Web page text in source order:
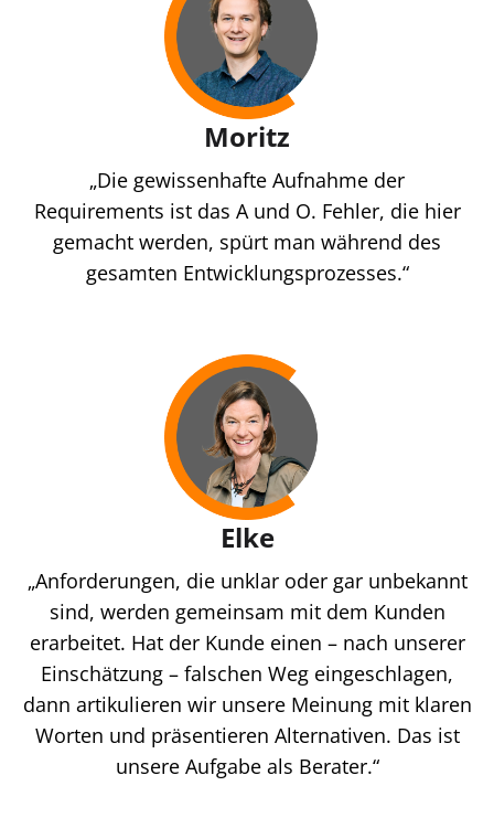
Moritz
„Die gewissenhafte Aufnahme der
Requirements ist das A und O. Fehler, die hier
gemacht werden, spürt man während des
gesamten Entwicklungsprozesses.“
Elke
„Anforderungen, die unklar oder gar unbekannt
sind, werden gemeinsam mit dem Kunden
erarbeitet. Hat der Kunde einen – nach unserer
Einschätzung – falschen Weg eingeschlagen,
dann artikulieren wir unsere Meinung mit klaren
Worten und präsentieren Alternativen. Das ist
unsere Aufgabe als Berater.“